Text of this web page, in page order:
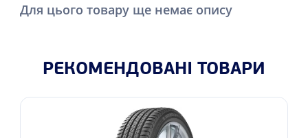
Для цього товару ще немає опису
РЕКОМЕНДОВАНІ ТОВАРИ